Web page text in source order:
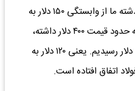
آورند. به گونه‌ای که در چند سال گذشته ما از وابستگی ۱۵۰ دلار به
ازای هر تن تولید محصول نهایی که حدود قیمت ۴۰۰ دلار داشته،
امروز به عددی نزدیک به ۳۰ الی ۴۰ دلار رسیدیم. یعنی ۱۲۰ دلار به
اتفاق افتاده است.